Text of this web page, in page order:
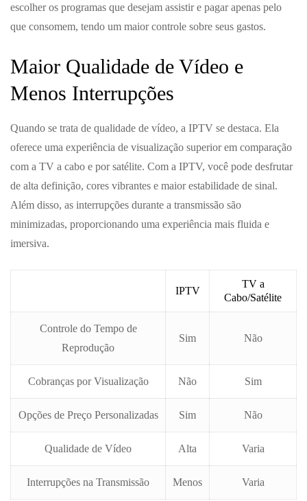
escolher os programas que desejam assistir e pagar apenas pelo
que consomem, tendo um maior controle sobre seus gastos.
Maior Qualidade de Vídeo e
Menos Interrupções
Quando se trata de qualidade de vídeo, a IPTV se destaca. Ela
oferece uma experiência de visualização superior em comparação
com a TV a cabo e por satélite. Com a IPTV, você pode desfrutar
de alta definição, cores vibrantes e maior estabilidade de sinal.
Além disso, as interrupções durante a transmissão são
minimizadas, proporcionando uma experiência mais fluida e
imersiva.
IPTV
TV a
Cabo/Satélite
Controle do Tempo de
Reprodução
Sim Não
Cobranças por Visualização Não Sim
Opções de Preço Personalizadas Sim Não
Qualidade de Vídeo Alta Varia
Interrupções na Transmissão Menos Varia